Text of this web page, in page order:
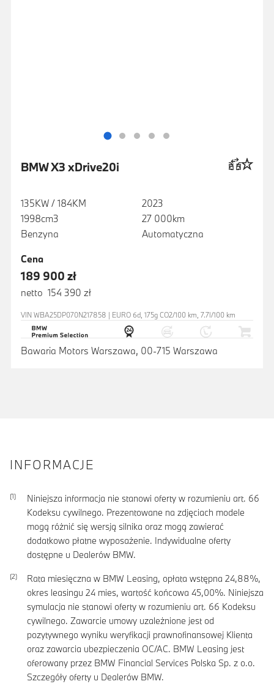
BMW X3 xDrive20i
135KW / 184KM
1998cm3
Benzyna
2023
27 000km
Automatyczna
Cena
189 900 zł
netto 154 390 zł
VIN WBA25DP070N217858 | EURO 6d, 175g CO2/100 km, 7.7l/100 km
Bawaria Motors Warszawa, 00-715 Warszawa
INFORMACJE
Niniejsza informacja nie stanowi oferty w rozumieniu art. 66
Kodeksu cywilnego. Prezentowane na zdjęciach modele
mogą różnić się wersją silnika oraz mogą zawierać
dodatkowo płatne wyposażenie. Indywidualne oferty
dostępne u Dealerów BMW.
Rata miesięczna w BMW Leasing, opłata wstępna 24,88%,
okres leasingu 24 mies, wartość końcowa 45,00%. Niniejsza
symulacja nie stanowi oferty w rozumieniu art. 66 Kodeksu
cywilnego. Zawarcie umowy uzależnione jest od
pozytywnego wyniku weryfikacji prawnofinansowej Klienta
oraz zawarcia ubezpieczenia OC/AC. BMW Leasing jest
oferowany przez BMW Financial Services Polska Sp. z o.o.
Szczegóły oferty u Dealerów BMW.